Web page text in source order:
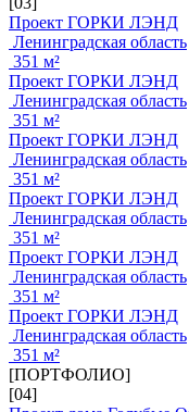
Проект ГОРКИ ЛЭНД
Ленинградская область
351 м²
Проект ГОРКИ ЛЭНД
Ленинградская область
351 м²
Проект ГОРКИ ЛЭНД
Ленинградская область
351 м²
Проект ГОРКИ ЛЭНД
Ленинградская область
351 м²
Проект ГОРКИ ЛЭНД
Ленинградская область
351 м²
Проект ГОРКИ ЛЭНД
Ленинградская область
351 м²
[ПОРТФОЛИО]
[04]